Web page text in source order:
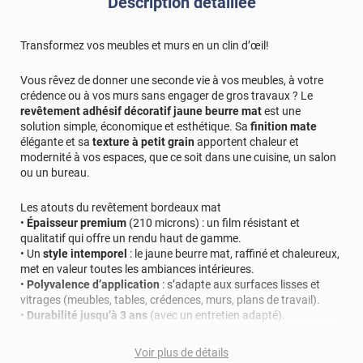
Transformez vos meubles et murs en un clin d’œil!
Vous rêvez de donner une seconde vie à vos meubles, à votre
crédence ou à vos murs sans engager de gros travaux ? Le
revêtement adhésif décoratif jaune beurre matest une
solution simple, économique et esthétique. Sa finition mate
élégante et sa texture à petit grainapportent chaleur et
modernité à vos espaces, que ce soit dans une cuisine, un salon
ou un bureau.
Les atouts du revêtement bordeaux mat
• Épaisseur premium (210 microns) : un film résistant et
qualitatif qui offre un rendu haut de gamme.
• Un style intemporel : le jaune beurre mat, raffiné et chaleureux,
met en valeur toutes les ambiances intérieures.
• Polyvalence d’application : s’adapte aux surfaces lisses et
vitrages (meubles, tables, crédences, murs, plans de travail).
• Durabilité jusqu’à 3 ans (avec un entretien adapté).
Conseils de pose pour un rendu impeccable
Voir plus de détails